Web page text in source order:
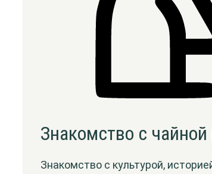
Знакомство с
Знакомство с культурой,